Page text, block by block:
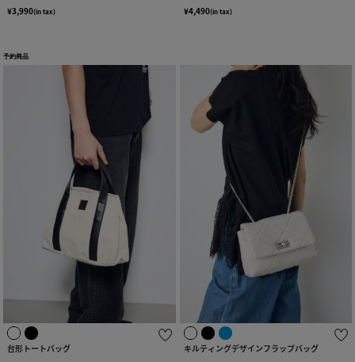
¥3,990(in tax) ¥4,490(in tax)
予約商品
台形トートバッグ
キルティングデザインフラップバッグ